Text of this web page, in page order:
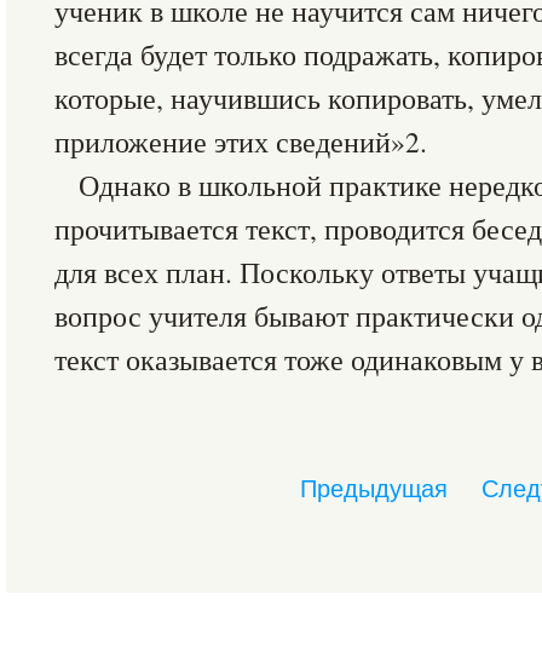
ученик в школе не научится сам
всегда будет только подражать,
которые, научившись копировать,
приложение этих сведений»2.
Однако в школьной практике
прочитывается текст, проводится
для всех план. Поскольку ответы
вопрос учителя бывают практически
текст оказывается тоже одинаковым у
Предыдущая